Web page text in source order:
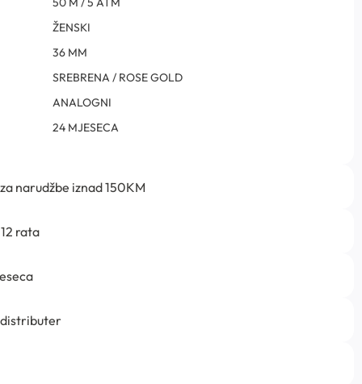
ŽENSKI
36 MM
SREBRENA / ROSE GOLD
ANALOGNI
24 MJESECA
narudžbe iznad 150KM
rata